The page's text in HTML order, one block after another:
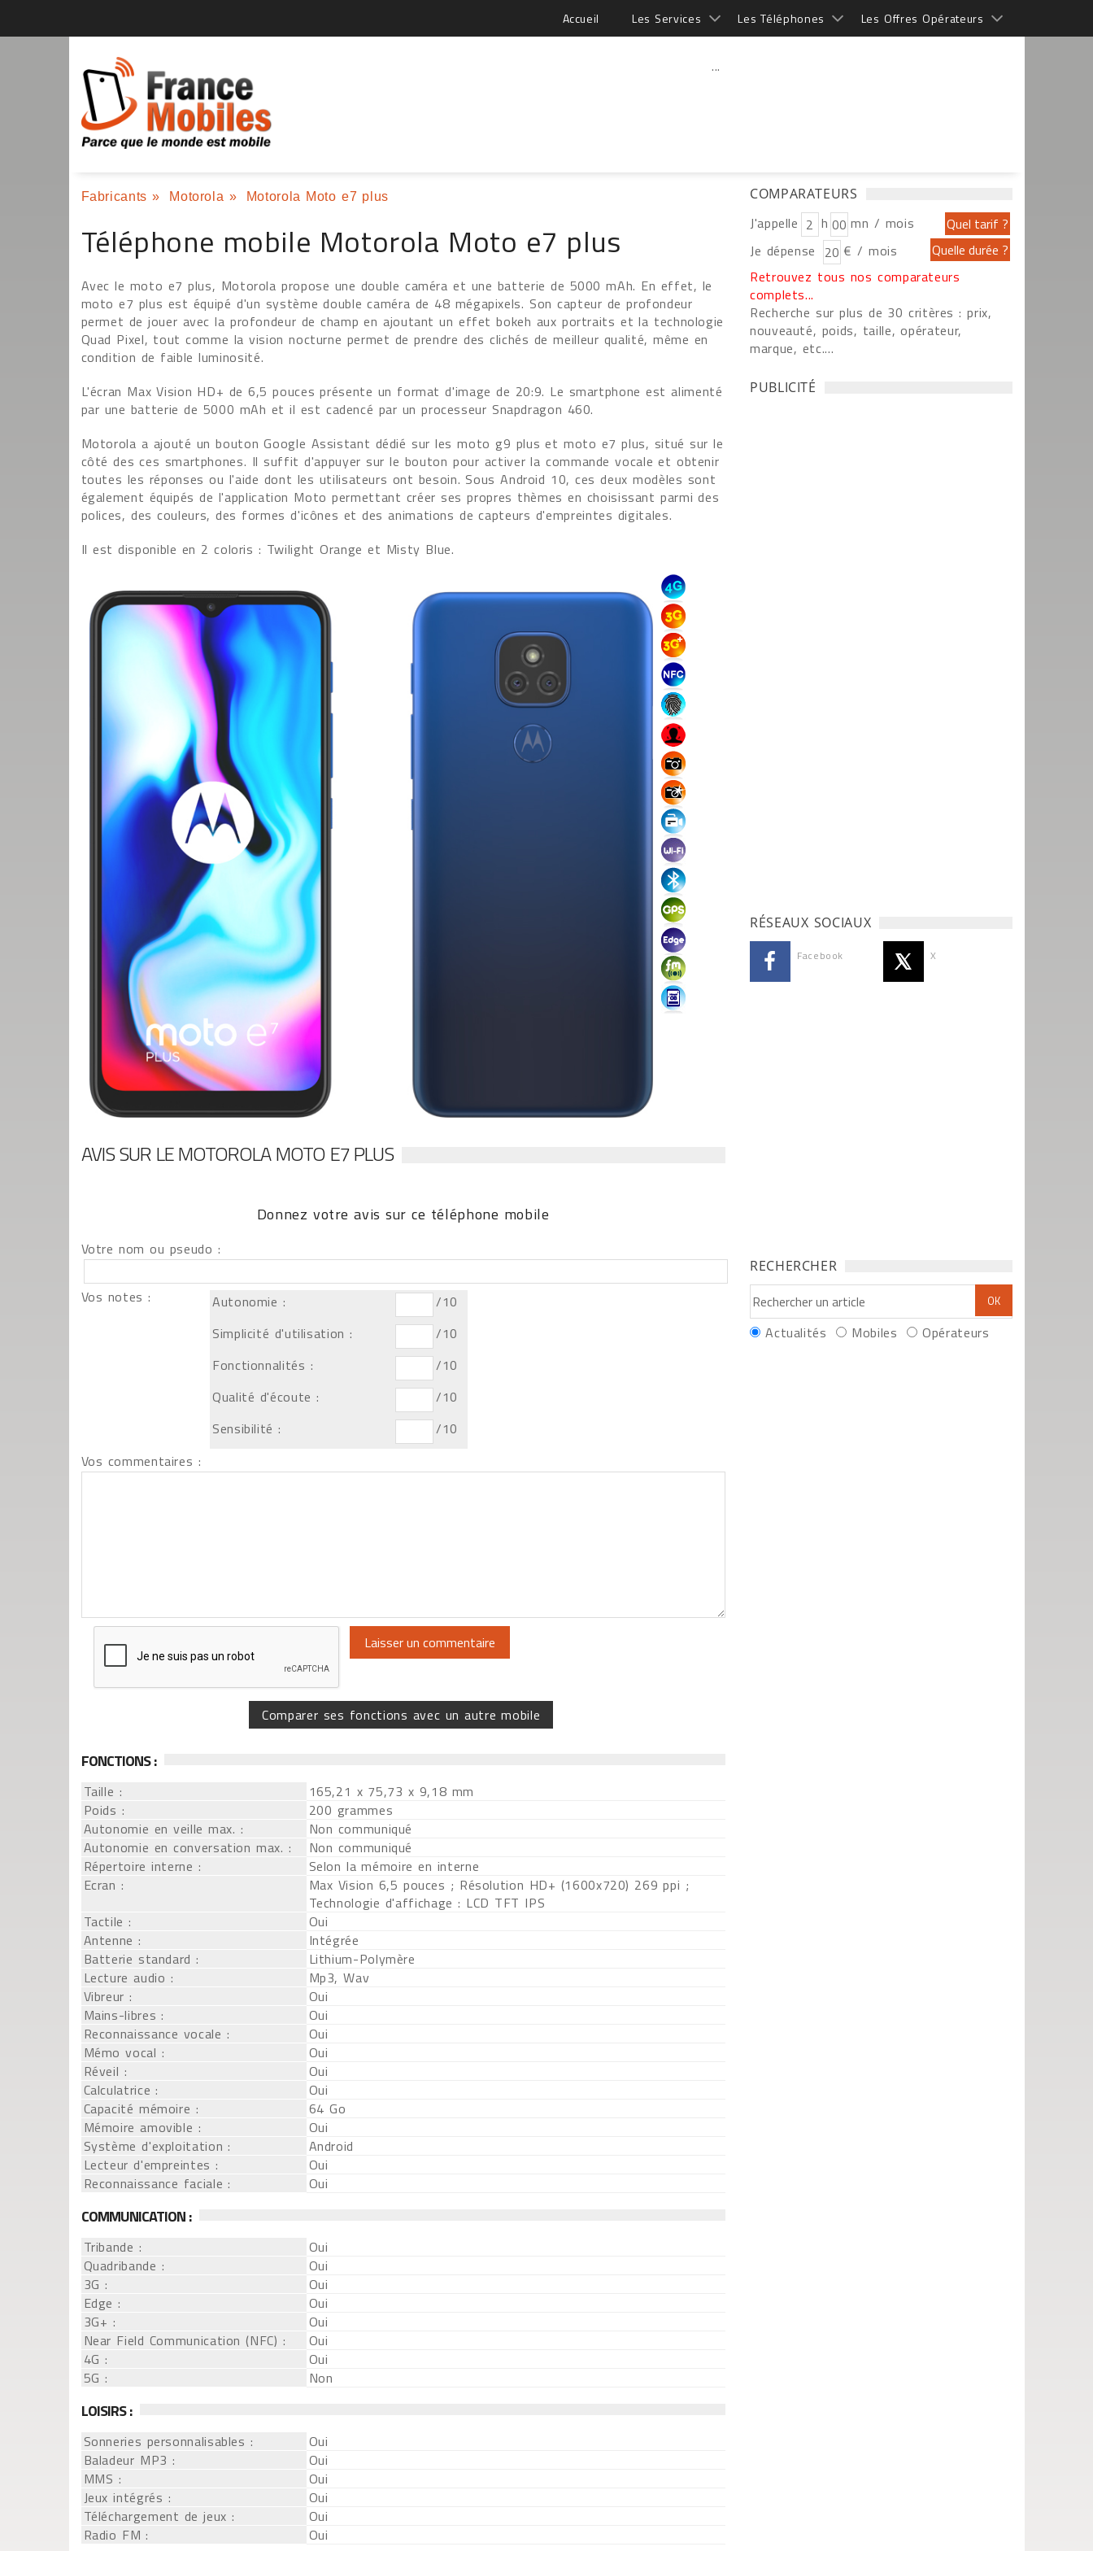
Accueil Les Services Les Téléphones Les Offres Opérateurs
...
Fabricants » Motorola » Motorola Moto e7 plus
Téléphone mobile Motorola Moto e7 plus
Avec le moto e7 plus, Motorola propose une double caméra et une batterie de 5000 mAh. En effet, le
moto e7 plus est équipé d'un système double caméra de 48 mégapixels. Son capteur de profondeur
permet de jouer avec la profondeur de champ en ajoutant un effet bokeh aux portraits et la technologie
Quad Pixel, tout comme la vision nocturne permet de prendre des clichés de meilleur qualité, même en
condition de faible luminosité.
L'écran Max Vision HD+ de 6,5 pouces présente un format d'image de 20:9. Le smartphone est alimenté
par une batterie de 5000 mAh et il est cadencé par un processeur Snapdragon 460.
Motorola a ajouté un bouton Google Assistant dédié sur les moto g9 plus et moto e7 plus, situé sur le
côté des ces smartphones. Il suffit d'appuyer sur le bouton pour activer la commande vocale et obtenir
toutes les réponses ou l'aide dont les utilisateurs ont besoin. Sous Android 10, ces deux modèles sont
également équipés de l'application Moto permettant créer ses propres thèmes en choisissant parmi des
polices, des couleurs, des formes d'icônes et des animations de capteurs d'empreintes digitales.
Il est disponible en 2 coloris : Twilight Orange et Misty Blue.
AVIS SUR LE MOTOROLA MOTO E7 PLUS
Donnez votre avis sur ce téléphone mobile
Votre nom ou pseudo :
Vos notes : Autonomie :
/10
Simplicité d'utilisation :
/10
Fonctionnalités :
/10
Qualité d'écoute :
/10
Sensibilité :
/10
Vos commentaires :
Comparer ses fonctions avec un autre mobile
FONCTIONS :
Taille :
165,21 x 75,73 x 9,18 mm
Poids :
200 grammes
Autonomie en veille max. :
Non communiqué
Autonomie en conversation max. :
Non communiqué
Répertoire interne :
Selon la mémoire en interne
Ecran :
Max Vision 6,5 pouces ; Résolution HD+ (1600x720) 269 ppi ;
Technologie d'affichage : LCD TFT IPS
Tactile :
Oui
Antenne :
Intégrée
Batterie standard :
Lithium-Polymère
Lecture audio :
Mp3, Wav
Vibreur :
Oui
Mains-libres :
Oui
Reconnaissance vocale :
Oui
Mémo vocal :
Oui
Réveil :
Oui
Calculatrice :
Oui
Capacité mémoire :
64 Go
Mémoire amovible :
Oui
Système d'exploitation :
Android
Lecteur d'empreintes :
Oui
Reconnaissance faciale :
Oui
COMMUNICATION :
Tribande :
Oui
Quadribande :
Oui
3G :
Oui
Edge :
Oui
3G+ :
Oui
Near Field Communication (NFC) :
Oui
4G :
Oui
5G :
Non
LOISIRS :
Sonneries personnalisables :
Oui
Baladeur MP3 :
Oui
MMS :
Oui
Jeux intégrés :
Oui
Téléchargement de jeux :
Oui
Radio FM :
Oui
COMPARATEURS
J'appelle h
mn / mois
Je dépense
€ / mois
Retrouvez tous nos comparateurs
complets...
Recherche sur plus de 30 critères : prix,
nouveauté, poids, taille, opérateur,
marque, etc....
PUBLICITÉ
RÉSEAUX SOCIAUX
Facebook X
RECHERCHER
Actualités Mobiles Opérateurs